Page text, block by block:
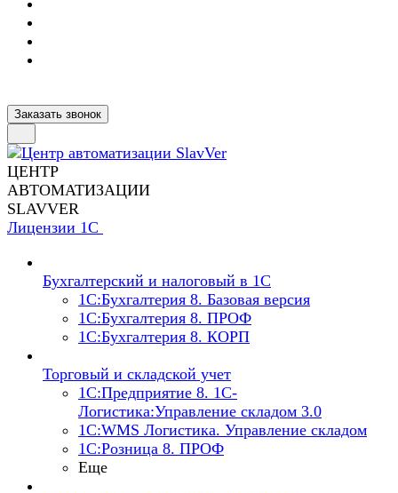
Заказать звонок
ЦЕНТР
АВТОМАТИЗАЦИИ
SLAVVER
Лицензии 1С
Бухгалтерский и налоговый в 1С
1C:Бухгалтерия 8. Базовая версия
1C:Бухгалтерия 8. ПРОФ
1C:Бухгалтерия 8. КОРП
Торговый и складской учет
1С:Предприятие 8. 1С-
Логистика:Управление складом 3.0
1С:WMS Логистика. Управление складом
1С:Розница 8. ПРОФ
Еще